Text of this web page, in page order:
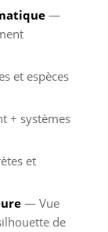
—
et espèces
+ systèmes
et
— Vue
de